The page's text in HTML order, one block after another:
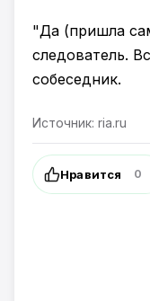
"Да (пришла
следователь.
собеседник.
Источник: ria.ru
Нравится 0